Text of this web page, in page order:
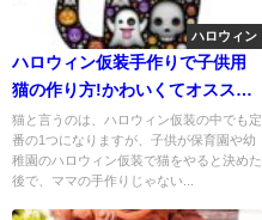
ハロウィン
ハロウィン仮装手作りで子供用
猫の作り方!かわいくてオススメ
はコレ!
猫と言うのは、ハロウィン仮装の中でも定
番の1つになりますが、子供が保育園や幼
稚園のハロウィン仮装で猫をやると決めた
後で、ママの手作りじゃない...